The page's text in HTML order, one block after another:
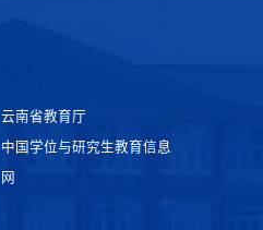
云南省教育厅
中国学位与研究生教育信息
网